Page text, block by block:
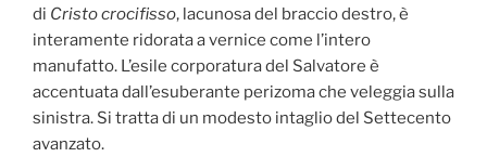
di Cristo crocifisso, lacunosa del braccio destro, è
interamente ridorata a vernice come l’intero
manufatto. L’esile corporatura del Salvatore è
accentuata dall’esuberante perizoma che veleggia sulla
sinistra. Si tratta di un modesto intaglio del Settecento
avanzato.